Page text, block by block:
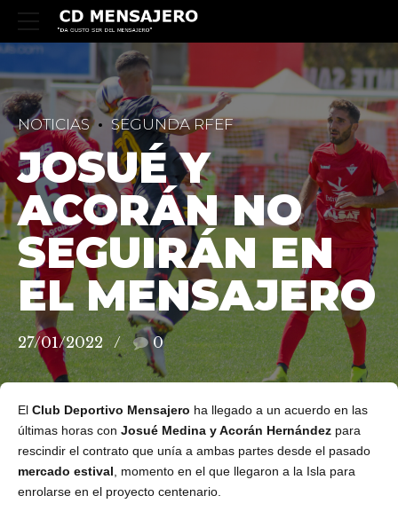
NOTICIAS SEGUNDA RFEF
JOSUÉ Y
ACORÁN NO
SEGUIRÁN EN
EL MENSAJERO
27/01/2022 0
El Club Deportivo Mensajero ha llegado a un acuerdo en las
últimas horas con Josué Medina y Acorán Hernández para
rescindir el contrato que unía a ambas partes desde el pasado
mercado estival, momento en el que llegaron a la Isla para
enrolarse en el proyecto centenario.